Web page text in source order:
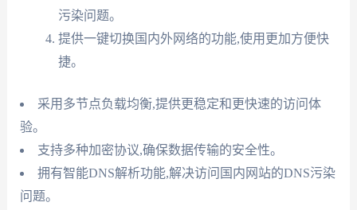
污染问题。
提供一键切换国内外网络的功能,使用更加方便快
捷。
采用多节点负载均衡,提供更稳定和更快速的访问体
验。
支持多种加密协议,确保数据传输的安全性。
拥有智能DNS解析功能,解决访问国内网站的DNS污染
问题。